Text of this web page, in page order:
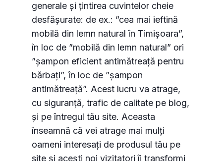
generale și țintirea cuvintelor cheie
desfășurate: de ex.: ”cea mai ieftină
mobilă din lemn natural în Timișoara”,
în loc de ”mobilă din lemn natural” ori
”șampon eficient antimătreață pentru
bărbați”, în loc de ”șampon
antimătreață”. Acest lucru va atrage,
cu siguranță, trafic de calitate pe blog,
și pe întregul tău site. Aceasta
înseamnă că vei atrage mai mulți
oameni interesați de produsul tău pe
site și acești noi vizitatori îi transformi
Consimțământul pentru cookie-uri
Cookie-urile sunt fișiere mici de date stocate pe
dispozitivul dvs. în timp ce navigați pe site-uri